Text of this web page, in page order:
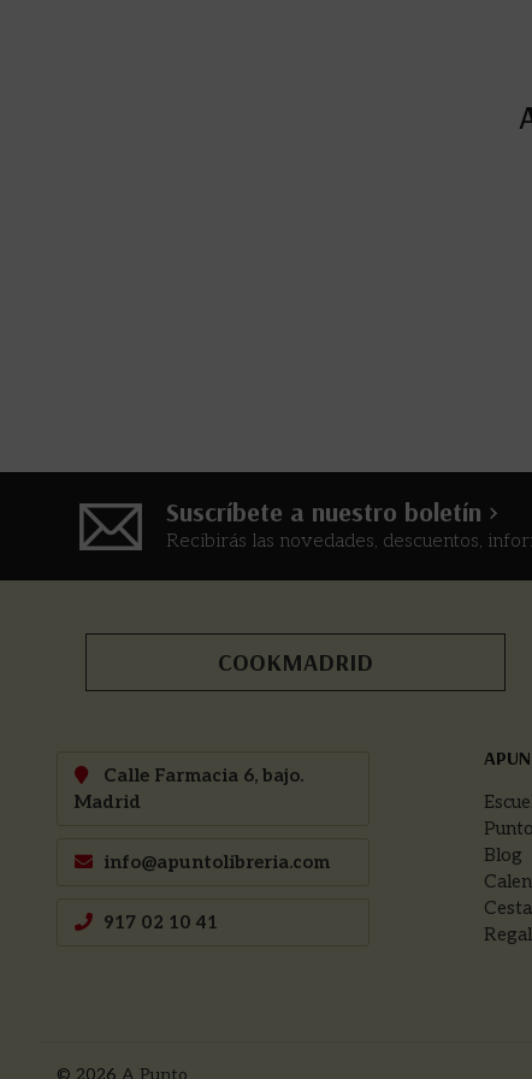
Suscríbete a nuestro boletín >
Recibirás las novedades, descuentos,
COOKMADRID
Calle Farmacia 6, bajo.
Madrid
info@apuntolibreria.com
917 02 10 41
Punto
Blog
© 2026 A Punto